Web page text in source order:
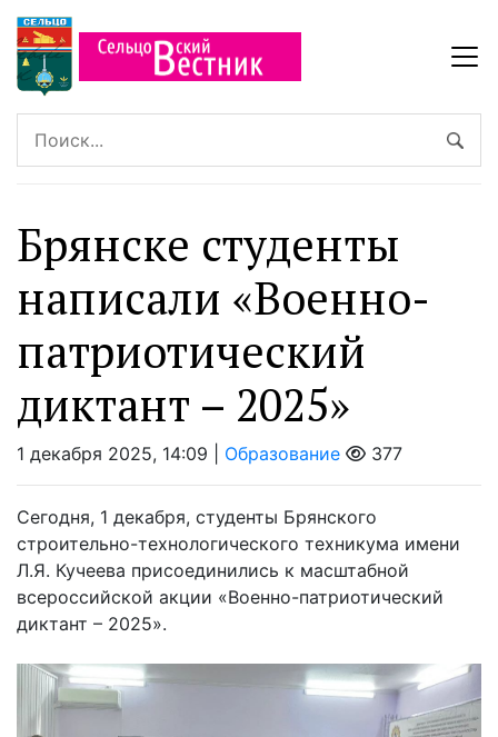
Брянске студенты
написали «Военно-
патриотический
диктант – 2025»
1 декабря 2025, 14:09 | Образование 377
Сегодня, 1 декабря, студенты Брянского
строительно-технологического техникума имени
Л.Я. Кучеева присоединились к масштабной
всероссийской акции «Военно-патриотический
диктант – 2025».